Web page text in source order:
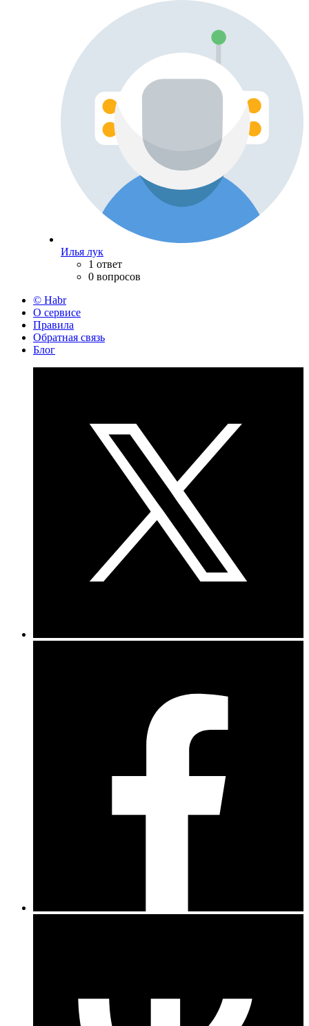
Илья лук
1 ответ
0 вопросов
© Habr
О сервисе
Правила
Обратная связь
Блог